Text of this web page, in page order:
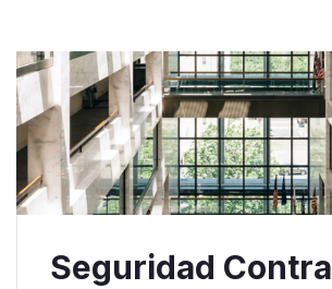
Seguridad Contra